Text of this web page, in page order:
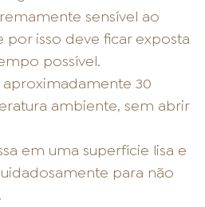
sensível ao
por isso deve ficar exposta
possível.
30
ambiente, sem abrir
em uma superfície lisa e
para não